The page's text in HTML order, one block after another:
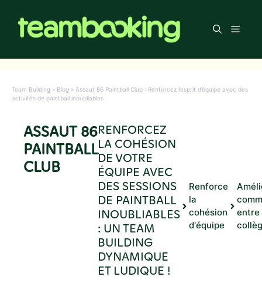
contenu
Menu
Team Building » Blog » Assaut 86 Paintball Club : Renforcez l’esprit d’équipe avec des
activités de paintball inoubliables
ASSAUT 86
PAINTBALL
CLUB
RENFORCEZ
LA COHÉSION
DE VOTRE
ÉQUIPE AVEC
DES SESSIONS
DE PAINTBALL
INOUBLIABLES
: UN TEAM
BUILDING
DYNAMIQUE
ET LUDIQUE !
Renforce
la
cohésion
d'équipe
entre